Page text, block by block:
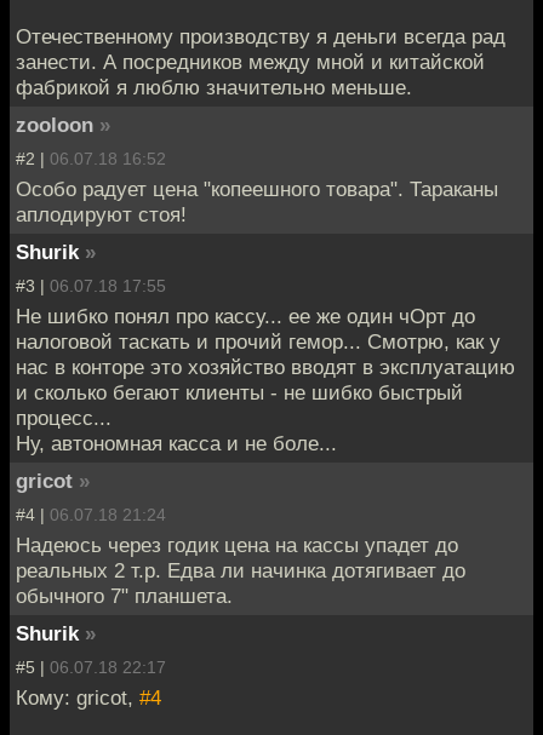
Отечественному производству я деньги всегда рад
занести. А посредников между мной и китайской
фабрикой я люблю значительно меньше.
zooloon »
#2 | 06.07.18 16:52
Особо радует цена "копеешного товара". Тараканы
аплодируют стоя!
Shurik »
#3 | 06.07.18 17:55
Не шибко понял про кассу... ее же один чОрт до
налоговой таскать и прочий гемор... Смотрю, как у
нас в конторе это хозяйство вводят в эксплуатацию
и сколько бегают клиенты - не шибко быстрый
процесс...
Ну, автономная касса и не боле...
gricot »
#4 | 06.07.18 21:24
Надеюсь через годик цена на кассы упадет до
реальных 2 т.р. Едва ли начинка дотягивает до
обычного 7" планшета.
Shurik »
#5 | 06.07.18 22:17
Кому: gricot, #4